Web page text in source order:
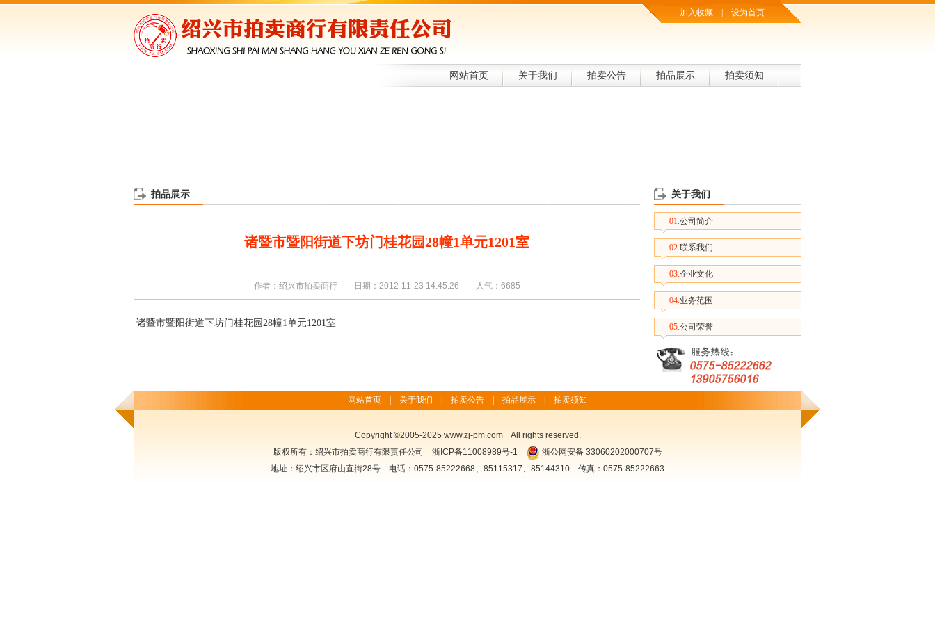
加入收藏 设为首页
网站首页 关于我们 拍卖公告 拍品展示 拍卖须知
拍品展示
诸暨市暨阳街道下坊门桂花园28幢1单元1201室
作者：绍兴市拍卖商行 日期：2012-11-23 14:45:26 人气：6685
诸暨市暨阳街道下坊门桂花园28幢1单元1201室
关于我们
01.公司简介
02.联系我们
03.企业文化
04.业务范围
05.公司荣誉
网站首页 关于我们 拍卖公告 拍品展示 拍卖须知
Copyright ©2005-2025 www.zj-pm.com All rights reserved.
版权所有：绍兴市拍卖商行有限责任公司 浙ICP备11008989号-1
浙公网安备 33060202000707号
地址：绍兴市区府山直街28号 电话：0575-85222668、85115317、85144310 传真：0575-85222663